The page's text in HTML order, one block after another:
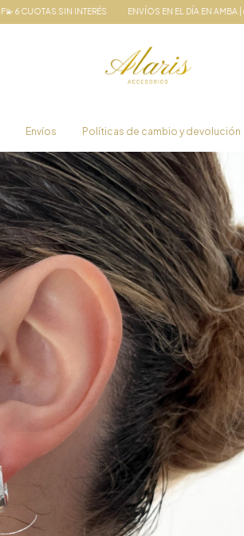
ENVÍOS EN EL DÍA EN AMBA | 📦 ENVÍOS A TODO EL PAÍS
Envíos Políticas de cambio y devolución